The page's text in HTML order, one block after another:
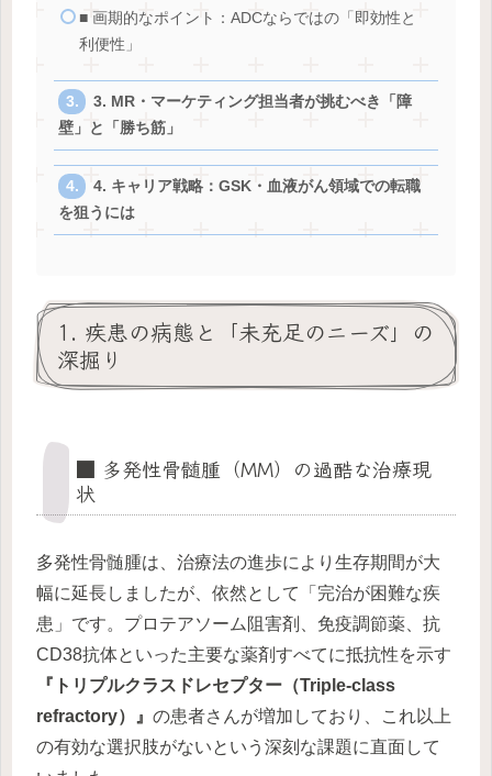
■ 画期的なポイント：ADCならではの「即効性と
利便性」
3. MR・マーケティング担当者が挑むべき「障
壁」と「勝ち筋」
4. キャリア戦略：GSK・血液がん領域での転職
を狙うには
1. 疾患の病態と「未充足のニーズ」の
深掘り
■ 多発性骨髄腫（MM）の過酷な治療現
状
多発性骨髄腫は、治療法の進歩により生存期間が大
幅に延長しましたが、依然として「完治が困難な疾
患」です。プロテアソーム阻害剤、免疫調節薬、抗
CD38抗体といった主要な薬剤すべてに抵抗性を示す
『トリプルクラスドレセプター（Triple-class
refractory）』 の患者さんが増加しており、これ以上
の有効な選択肢がないという深刻な課題に直面して